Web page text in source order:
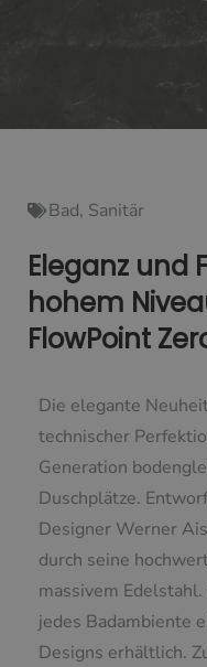
Bad, Sanitär
Eleganz und
hohem
FlowPoint
Die elegante
technischer
Generation
Duschplätze.
Designer Werner
durch seine
massivem
jedes Badambiente
Designs erhältlich.